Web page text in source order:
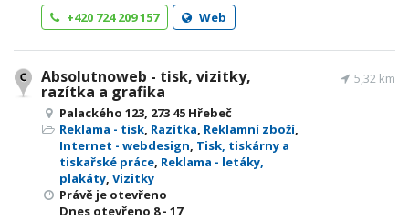
+420 724 209 157
Web
Absolutnoweb - tisk, vizitky,
razítka a grafika
Palackého 123, 273 45 Hřebeč
Reklama - tisk, Razítka, Reklamní zboží,
Internet - webdesign, Tisk, tiskárny a
tiskařské práce, Reklama - letáky,
plakáty, Vizitky
Právě je otevřeno
Dnes otevřeno 8 - 17
5,32 km